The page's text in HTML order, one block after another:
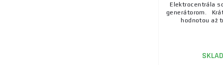
Elektrocentrála
generátorom.
hodnotou až